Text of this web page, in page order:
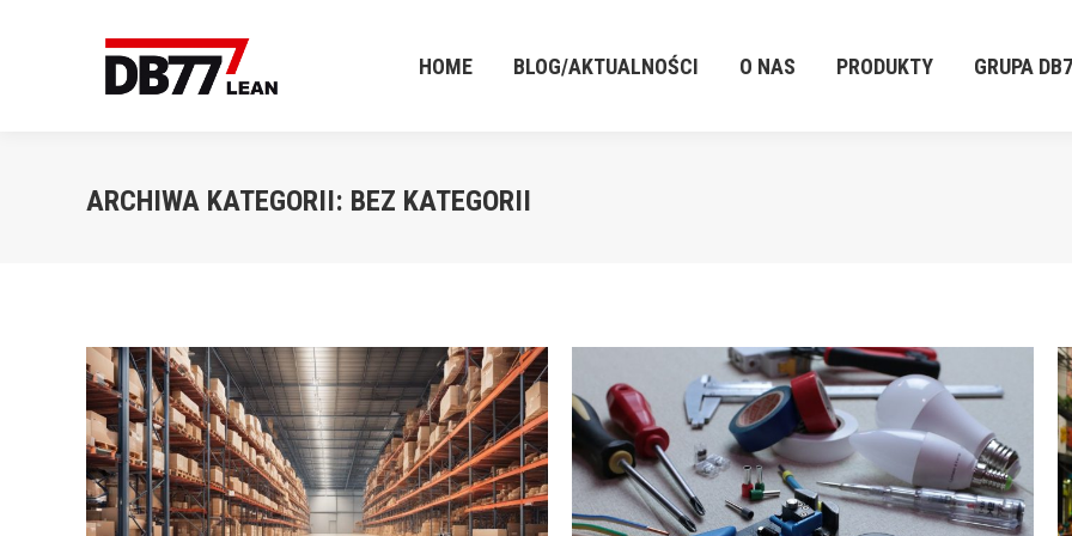
HOME BLOG/AKTUALNOŚCI O NAS PRODUKTY GRUPA
ARCHIWA KATEGORII: BEZ KATEGORII